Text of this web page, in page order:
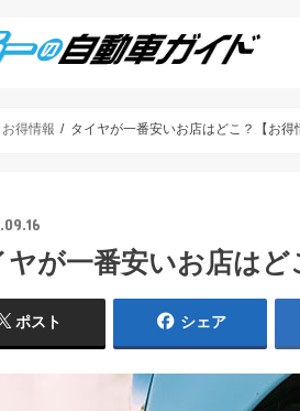
お得情報 タイヤが一番安いお店はどこ？【お得
ヤが一番安いお店はど
ポスト シェア